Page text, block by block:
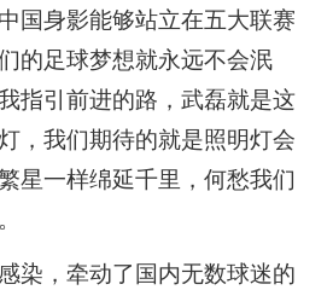
国身影能够站立在五大联赛
的足球梦想就永远不会泯
指引前进的路，武磊就是这
，我们期待的就是照明灯会
星一样绵延千里，何愁我们
染，牵动了国内无数球迷的